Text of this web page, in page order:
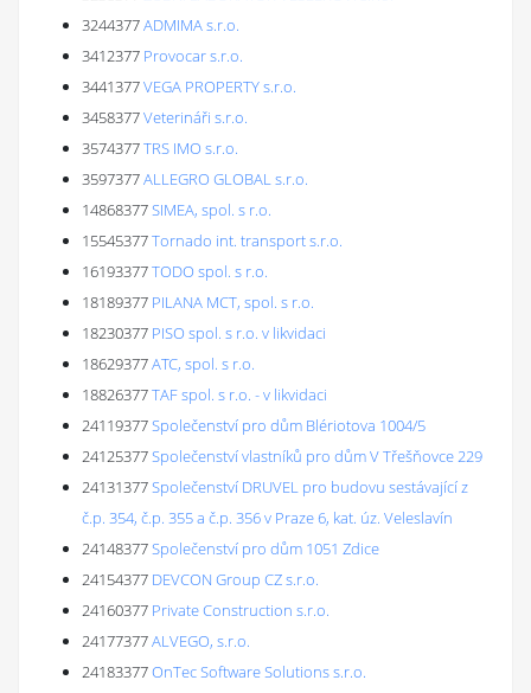
3244377ADMIMA s.r.o.
3412377 Provocar s.r.o.
3441377VEGA PROPERTY s.r.o.
3458377Veterináři s.r.o.
3574377TRS IMO s.r.o.
3597377ALLEGRO GLOBAL s.r.o.
14868377SIMEA, spol. s r.o.
15545377Tornado int. transport s.r.o.
16193377TODO spol. s r.o.
18189377 PILANA MCT, spol. s r.o.
18230377 PISO spol. s r.o. v likvidaci
18629377ATC, spol. s r.o.
18826377TAF spol. s r.o. - v likvidaci
24119377Společenství pro dům Blériotova 1004/5
24125377Společenství vlastníků pro dům V Třešňovce 229
24131377Společenství DRUVEL pro budovu sestávající z
č.p. 354, č.p. 355 a č.p. 356 v Praze 6, kat. úz. Veleslavín
24148377Společenství pro dům 1051 Zdice
24154377 DEVCON Group CZ s.r.o.
24160377 Private Construction s.r.o.
24177377ALVEGO, s.r.o.
24183377OnTec Software Solutions s.r.o.